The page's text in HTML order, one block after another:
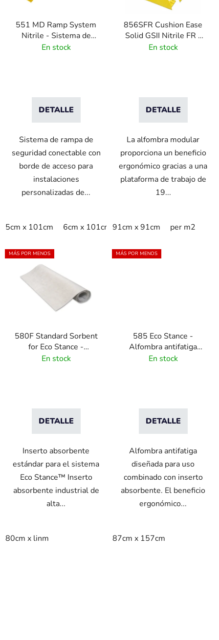
551 MD Ramp System
Nitrile - Sistema de
acceso para alfombras
En stock
DETALLE
Sistema de rampa de
seguridad conectable con
borde de acceso para
instalaciones
personalizadas de...
5cm x 101cm 6cm x 101cm
856SFR Cushion Ease
Solid GSII Nitrile FR -
Loseta modular de
En stock
DETALLE
La alfombra modular
proporciona un beneficio
ergonómico gracias a una
plataforma de trabajo de
19...
91cm x 91cm per m2
MÁS POR MENOS
580F Standard Sorbent
for Eco Stance -
Absorbente industrial
En stock
DETALLE
Inserto absorbente
estándar para el sistema
Eco Stance™ Inserto
absorbente industrial de
alta...
80cm x linm
MÁS POR MENOS
585 Eco Stance -
Alfombra antifatiga
resistente con
En stock
DETALLE
Alfombra antifatiga
diseñada para uso
combinado con inserto
absorbente. El beneficio
ergonómico...
87cm x 157cm